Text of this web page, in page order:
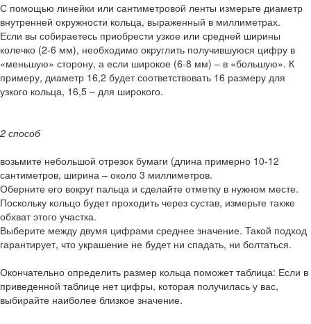
С помощью линейки или сантиметровой ленты измерьте диаметр
внутренней окружности кольца, выраженный в миллиметрах.
Если вы собираетесь приобрести узкое или средней ширины
колечко (2-6 мм), необходимо округлить получившуюся цифру в
«меньшую» сторону, а если широкое (6-8 мм) – в «большую». К
примеру, диаметр 16,2 будет соответствовать 16 размеру для
узкого кольца, 16,5 – для широкого.
2 способ
возьмите небольшой отрезок бумаги (длина примерно 10-12
сантиметров, ширина – около 3 миллиметров.
Оберните его вокруг пальца и сделайте отметку в нужном месте.
Поскольку кольцо будет проходить через сустав, измерьте также
обхват этого участка.
Выберите между двумя цифрами среднее значение. Такой подход
гарантирует, что украшение не будет ни спадать, ни болтаться.
Окончательно определить размер кольца поможет таблица: Если в
приведенной таблице нет цифры, которая получилась у вас,
выбирайте наиболее близкое значение.